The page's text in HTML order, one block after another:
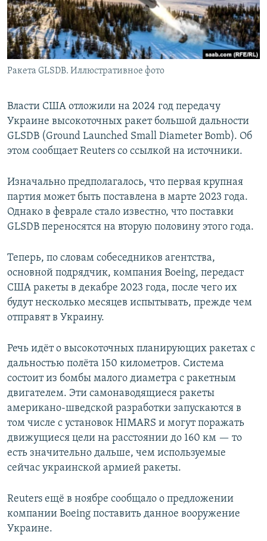
Ракета GLSDB. Иллюстративное фото
Власти США отложили на 2024 год передачу
Украине высокоточных ракет большой дальности
GLSDB (Ground Launched Small Diameter Bomb). Об
этом сообщает Reuters со ссылкой на источники.
Изначально предполагалось, что первая крупная
партия может быть поставлена в марте 2023 года.
Однако в феврале стало известно, что поставки
GLSDB переносятся на вторую половину этого года.
Теперь, по словам собеседников агентства,
основной подрядчик, компания Boeing, передаст
США ракеты в декабре 2023 года, после чего их
будут несколько месяцев испытывать, прежде чем
отправят в Украину.
Речь идёт о высокоточных планирующих ракетах с
дальностью полёта 150 километров. Система
состоит из бомбы малого диаметра с ракетным
двигателем. Эти самонаводящиеся ракеты
американо-шведской разработки запускаются в
том числе с установок HIMARS и могут поражать
движущиеся цели на расстоянии до 160 км — то
есть значительно дальше, чем используемые
сейчас украинской армией ракеты.
Reuters ещё в ноябре сообщало о предложении
компании Boeing поставить данное вооружение
Украине.